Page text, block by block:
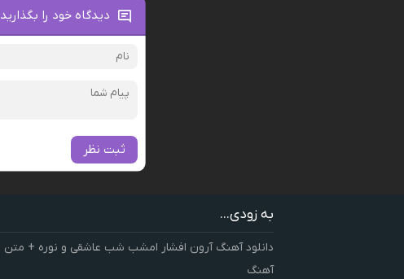
دیدگاه خود را بگذارید
ثبت نظر
به زودی...
دانلود آهنگ آرون افشار امشب شب عاشقی و نوره + متن
آهنگ